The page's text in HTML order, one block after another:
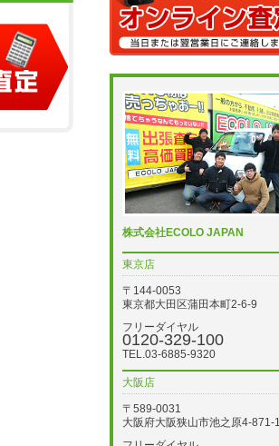
株式会社ECOLO JAPAN
東京店
〒144-0053
東京都大田区蒲田本町2-6-9
フリーダイヤル
0120-329-100
TEL.03-6885-9320
大阪店
〒589-0031
大阪府大阪狭山市池之原4-871-1